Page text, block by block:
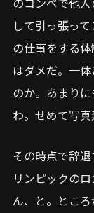
して引っ張っ
の仕事をする
はダメだ。一
のか。あまり
わ。せめて写
その時点で辞
リンピックの
ん、と。とこ